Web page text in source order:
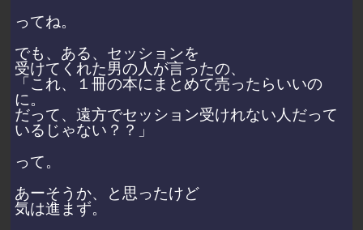
ってね。
でも、ある、セッションを
受けてくれた男の人が言ったの、
「これ、１冊の本にまとめて売ったらいいの
に。
だって、遠方でセッション受けれない人だって
いるじゃない？？」
って。
あーそうか、と思ったけど
気は進まず。